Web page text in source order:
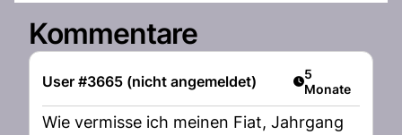
Kommentare
User #3665 (nicht angemeldet) Artikel
5
Monate
Wie vermisse ich meinen Fiat, Jahrgang